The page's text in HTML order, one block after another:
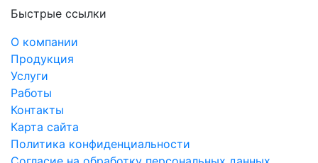
Быстрые ссылки
О компании
Продукция
Услуги
Работы
Контакты
Карта сайта
Политика конфиденциальности